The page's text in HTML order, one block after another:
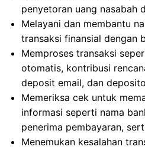
penyetoran uang nasabah
Melayani dan membantu
transaksi finansial dengan
Memproses transaksi
otomatis, kontribusi
deposit email, dan
Memeriksa cek untuk
informasi seperti nama
penerima pembayaran,
Menemukan kesalahan